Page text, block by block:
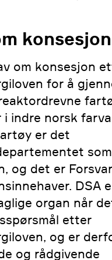
konsesjon
om konsesjon
for å
i indre norsk
er det
og det er
DSA
organ når
etter
og er
og rådgivende